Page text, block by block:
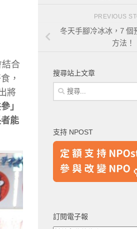
結合
，
將
」
能
PREVIOUS
冬天手腳冷冰冰，7 個
方法！
搜尋站上文章
搜
尋
字:
支持 NPOST
訂閱電子報